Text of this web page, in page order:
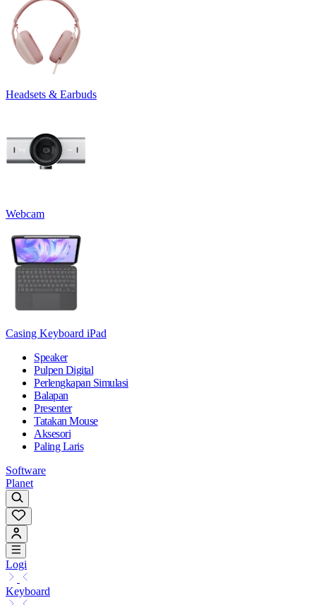
Headsets & Earbuds
Webcam
Casing Keyboard iPad
Speaker
Pulpen Digital
Perlengkapan Simulasi
Balapan
Presenter
Tatakan Mouse
Aksesori
Paling Laris
Software
Planet
Logi
Keyboard